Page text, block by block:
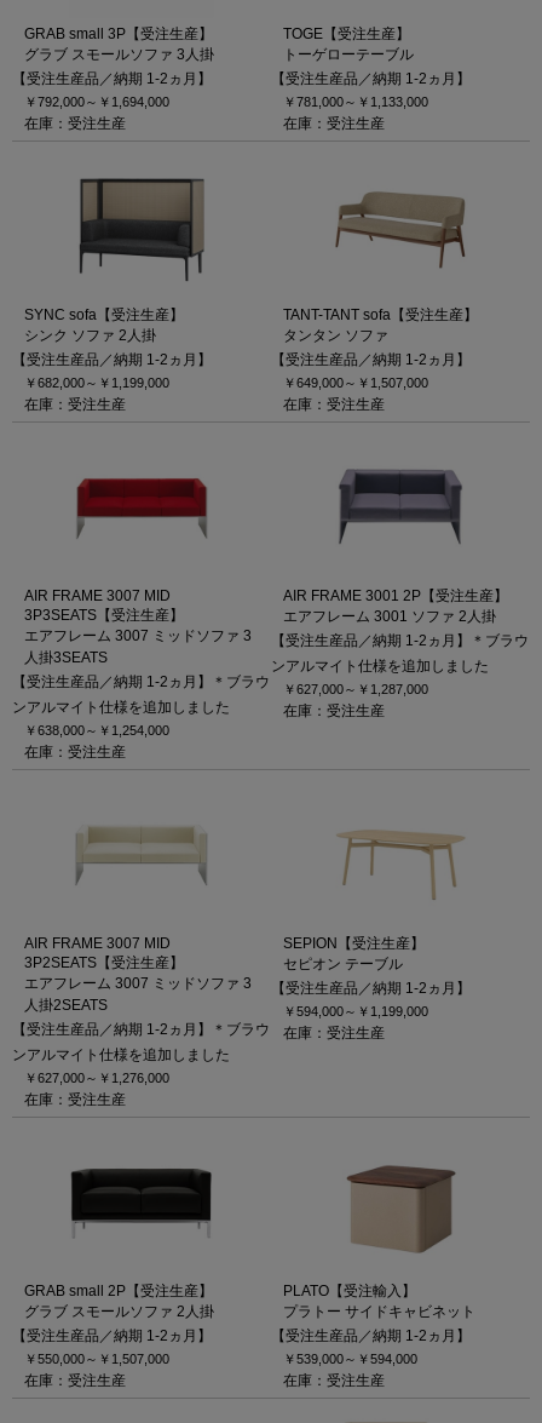
GRAB small 3P【受注生産】
グラブ スモールソファ 3人掛
【受注生産品／納期 1-2ヵ月】
￥792,000～ ￥1,694,000
在庫：受注生産
TOGE【受注生産】
トーゲローテーブル
【受注生産品／納期 1-2ヵ月】
￥781,000～ ￥1,133,000
在庫：受注生産
SYNC sofa【受注生産】
シンク ソファ 2人掛
【受注生産品／納期 1-2ヵ月】
￥682,000～ ￥1,199,000
在庫：受注生産
TANT-TANT sofa【受注生産】
タンタン ソファ
【受注生産品／納期 1-2ヵ月】
￥649,000～ ￥1,507,000
在庫：受注生産
AIR FRAME 3007 MID
3P3SEATS【受注生産】
エアフレーム 3007 ミッドソファ 3
人掛3SEATS
【受注生産品／納期 1-2ヵ月】＊ブラウ
ンアルマイト仕様を追加しました
￥638,000～ ￥1,254,000
在庫：受注生産
AIR FRAME 3001 2P【受注生産】
エアフレーム 3001 ソファ 2人掛
【受注生産品／納期 1-2ヵ月】＊ブラウ
ンアルマイト仕様を追加しました
￥627,000～ ￥1,287,000
在庫：受注生産
AIR FRAME 3007 MID
3P2SEATS【受注生産】
エアフレーム 3007 ミッドソファ 3
人掛2SEATS
【受注生産品／納期 1-2ヵ月】＊ブラウ
ンアルマイト仕様を追加しました
￥627,000～ ￥1,276,000
在庫：受注生産
SEPION【受注生産】
セピオン テーブル
【受注生産品／納期 1-2ヵ月】
￥594,000～ ￥1,199,000
在庫：受注生産
GRAB small 2P【受注生産】
グラブ スモールソファ 2人掛
【受注生産品／納期 1-2ヵ月】
￥550,000～ ￥1,507,000
在庫：受注生産
PLATO【受注輸入】
プラトー サイドキャビネット
【受注生産品／納期 1-2ヵ月】
￥539,000～ ￥594,000
在庫：受注生産